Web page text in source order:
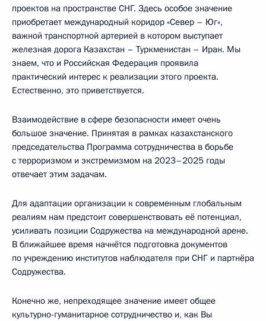
проектов на пространстве СНГ. Здесь особое значение
приобретает международный коридор «Север – Юг»,
важной транспортной артерией в котором выступает
железная дорога Казахстан – Туркменистан – Иран. Мы
знаем, что и Российская Федерация проявила
практический интерес к реализации этого проекта.
Естественно, это приветствуется.
Взаимодействие в сфере безопасности имеет очень
большое значение. Принятая в рамках казахстанского
председательства Программа сотрудничества в борьбе
с терроризмом и экстремизмом на 2023–2025 годы
отвечает этим задачам.
Для адаптации организации к современным глобальным
реалиям нам предстоит совершенствовать её потенциал,
усиливать позиции Содружества на международной арене.
В ближайшее время начнётся подготовка документов
по учреждению институтов наблюдателя при СНГ и партнёра
Содружества.
Конечно же, непреходящее значение имеет общее
культурно-гуманитарное сотрудничество и, как Вы